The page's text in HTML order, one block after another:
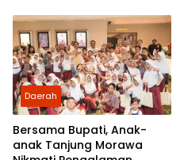
Daerah
Bersama Bupati, Anak-
anak Tanjung Morawa